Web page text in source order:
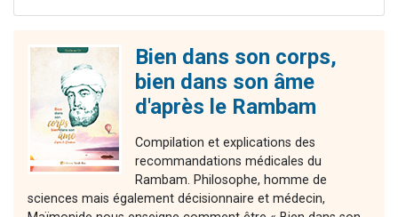
Bien dans son corps,
bien dans son âme
d'après le Rambam
Compilation et explications des
recommandations médicales du
Rambam. Philosophe, homme de
sciences mais également décisionnaire et médecin,